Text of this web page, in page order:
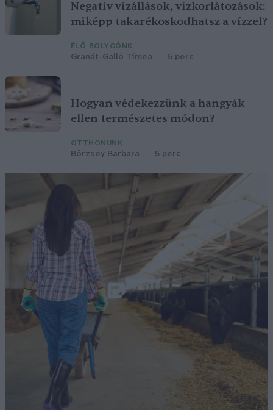
Negatív vízállások, vízkorlátozások:
miképp takarékoskodhatsz a vízzel?
ÉLŐ BOLYGÓNK
Granát-Galló Tímea 5 perc
Hogyan védekezzünk a hangyák
ellen természetes módon?
OTTHONUNK
Börzsey Barbara 5 perc